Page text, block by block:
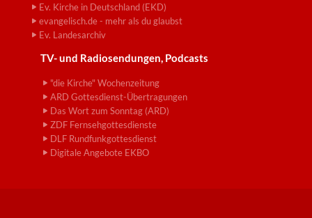
Ev. Kirche in Deutschland (EKD)
evangelisch.de - mehr als du glaubst
Ev. Landesarchiv
TV- und Radiosendungen, Podcasts
"die Kirche" Wochenzeitung
ARD Gottesdienst-Übertragungen
Das Wort zum Sonntag (ARD)
ZDF Fernsehgottesdienste
DLF Rundfunkgottesdienst
Digitale Angebote EKBO